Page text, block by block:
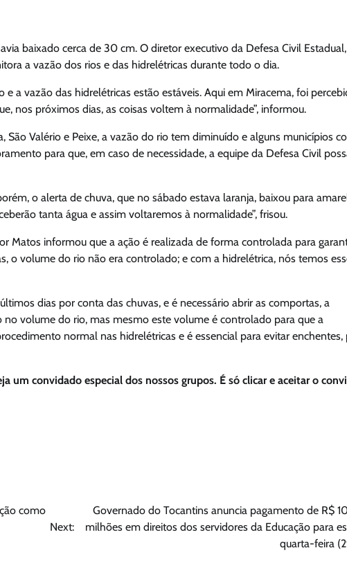
baixado cerca de 30 cm. O diretor executivo da Defesa Civil Estadual,
a vazão dos rios e das hidrelétricas durante todo o dia.
a vazão das hidrelétricas estão estáveis. Aqui em Miracema, foi
nos próximos dias, as coisas voltem à normalidade”, informou.
Valério e Peixe, a vazão do rio tem diminuído e alguns municípios
para que, em caso de necessidade, a equipe da Defesa Civil
o alerta de chuva, que no sábado estava laranja, baixou para
tanta água e assim voltaremos à normalidade”, frisou.
Matos informou que a ação é realizada de forma controlada para
o volume do rio não era controlado; e com a hidrelétrica, nós temos
dias por conta das chuvas, e é necessário abrir as comportas, a
volume do rio, mas mesmo este volume é controlado para que a
normal nas hidrelétricas e é essencial para evitar enchentes,
um convidado especial dos nossos grupos. É só clicar e aceitar o
como
Next:
Governado do Tocantins anuncia pagamento de R$
milhões em direitos dos servidores da Educação para
quarta-feira